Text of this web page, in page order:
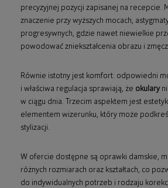
precyzyjnej pozycji zapisanej na recepcie.
znaczenie przy wyższych mocach,
progresywnych, gdzie nawet niewielkie
powodować zniekształcenia obrazu i
Równie istotny jest komfort: odpowiedni
i właściwa regulacja sprawiają, że okulary
w ciągu dnia. Trzecim aspektem jest
elementem wizerunku, który może
stylizacji.
W ofercie dostępne są oprawki damskie,
różnych rozmiarach oraz kształtach, co
do indywidualnych potrzeb i rodzaju